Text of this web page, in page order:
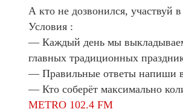
А кто не дозвонился, участвуй
Условия :
— Каждый день мы
главных традиционных
— Правильные ответы напиши
— Кто соберёт максимально
METRO 102.4 FM